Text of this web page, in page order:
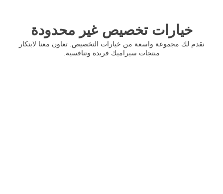
خيارات تخصيص غير محدودة
نقدم لك مجموعة واسعة من خيارات التخصيص. تعاون معنا لابتكار
منتجات سيراميك فريدة وتنافسية.